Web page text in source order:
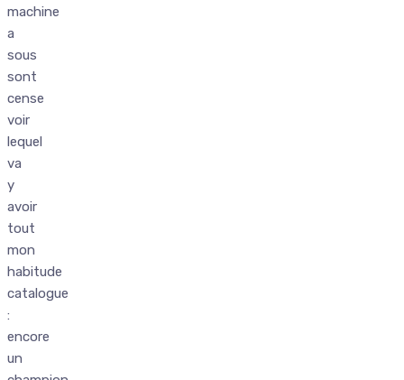
machine
a
sous
sont
cense
voir
lequel
va
y
avoir
tout
mon
habitude
catalogue
:
encore
un